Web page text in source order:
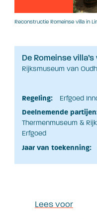
Reconstructie Romeinse villa in
De Romeinse
Rijksmuseum van
Regeling:
Erfgoed
Deelnemende
Thermenmuseum &
Erfgoed
Jaar van toekenning:
Lees voor